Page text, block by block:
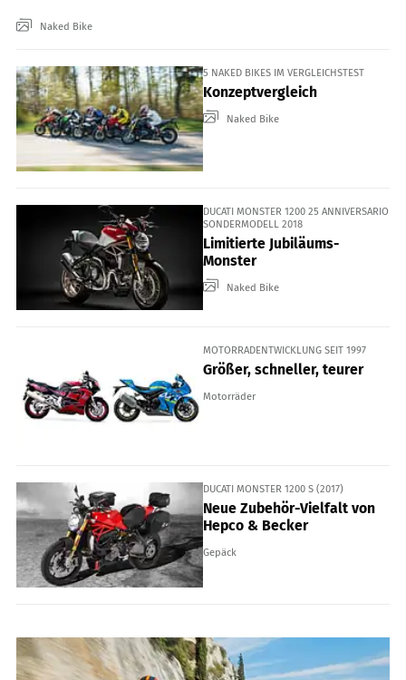
Naked Bike
5 NAKED BIKES IM VERGLEICHSTEST
Konzeptvergleich
Naked Bike
DUCATI MONSTER 1200 25 ANNIVERSARIO
SONDERMODELL 2018
Limitierte Jubiläums-
Monster
Naked Bike
MOTORRADENTWICKLUNG SEIT 1997
Größer, schneller, teurer
Motorräder
DUCATI MONSTER 1200 S (2017)
Neue Zubehör-Vielfalt von
Hepco & Becker
Gepäck